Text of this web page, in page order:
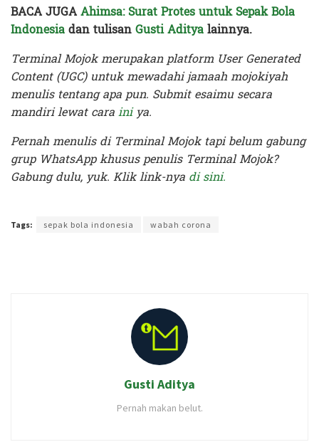
BACA JUGAAhimsa: Surat Protes untuk Sepak Bola
Indonesiadan tulisanGusti Adityalainnya.
Terminal Mojok merupakan platform User Generated
Content (UGC) untuk mewadahi jamaah mojokiyah
menulis tentang apa pun. Submit esaimu secara
mandiri lewat carainiya.
Pernah menulis di Terminal Mojok tapi belum gabung
grup WhatsApp khusus penulis Terminal Mojok?
Gabung dulu, yuk. Klik link-nya di sini.
Tags: sepak bola indonesia wabah corona
Gusti Aditya
Pernah makan belut.